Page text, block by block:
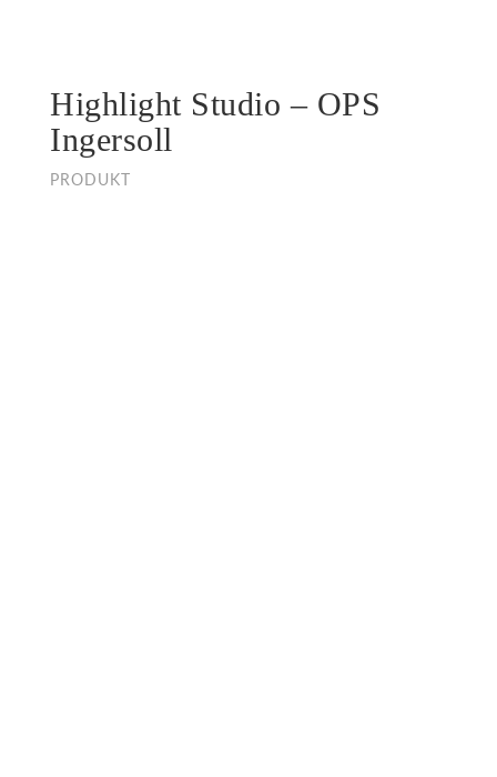
Highlight Studio – OPS
Ingersoll
PRODUKT